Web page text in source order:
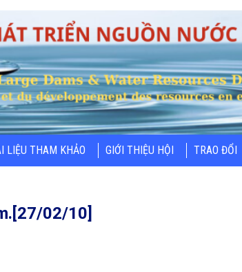
LIỆU THAM KHẢO GIỚI THIỆU HỘI TRAO ĐỔI
02/10]